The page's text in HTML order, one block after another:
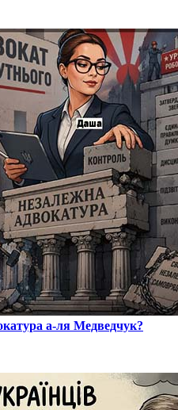
а-ля Медведчук?